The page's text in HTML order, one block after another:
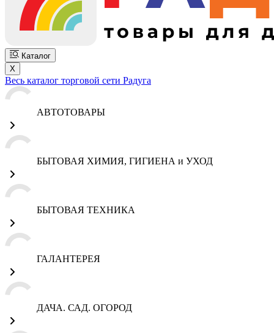
Каталог
X
Весь каталог торговой сети Радуга
АВТОТОВАРЫ
БЫТОВАЯ ХИМИЯ, ГИГИЕНА и УХОД
БЫТОВАЯ ТЕХНИКА
ГАЛАНТЕРЕЯ
ДАЧА. САД. ОГОРОД